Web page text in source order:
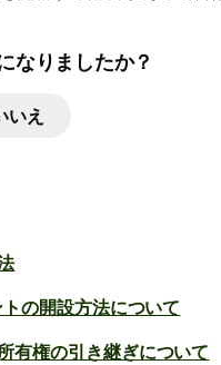
なりましたか？
いえ
の開設方法について
有権の引き継ぎについて